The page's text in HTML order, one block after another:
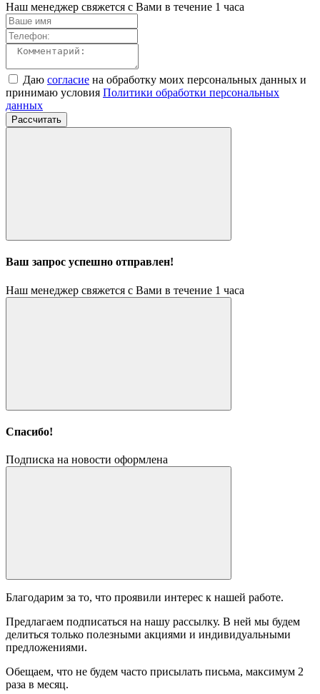
Наш менеджер свяжется с Вами в течение 1 часа
Даю согласие на обработку моих персональных данных и
принимаю условия Политики обработки персональных
данных
Рассчитать
Ваш запрос успешно отправлен!
Наш менеджер свяжется с Вами в течение 1 часа
Спасибо!
Подписка на новости оформлена
Благодарим за то, что проявили интерес к нашей работе.
Предлагаем подписаться на нашу рассылку. В ней мы будем
делиться только полезными акциями и индивидуальными
предложениями.
Обещаем, что не будем часто присылать письма, максимум 2
раза в месяц.